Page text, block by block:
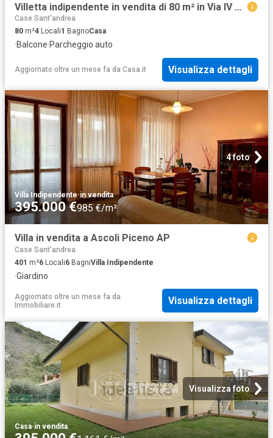
Villetta indipendente in vendita di 80 m² in Via IV Novembre
Case Sant'andrea
80 m²4 Locali1 BagnoCasa
·Balcone·Parcheggio auto
Aggiornato oltre un mese fa da Casa.it Visualizza dettagli
4 foto
Villa Indipendente·in vendita
395.000 €985 €/m²
Villa in vendita a Ascoli Piceno AP
Case Sant'andrea
401 m²6 Locali6 BagniVilla Indipendente
·Giardino
Aggiornato oltre un mese fa da
Immobiliare.it
Visualizza dettagli
Visualizza foto
Casa·in vendita